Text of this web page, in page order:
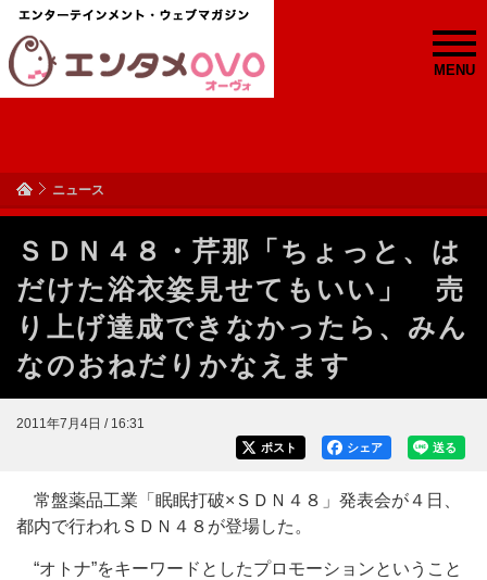
MENU
ニュース
ＳＤＮ４８・芹那「ちょっと、は
だけた浴衣姿見せてもいい」 売
り上げ達成できなかったら、みん
なのおねだりかなえます
2011年7月4日 / 16:31
送る
シェア
ポスト
常盤薬品工業「眠眠打破×ＳＤＮ４８」発表会が４日、
都内で行われＳＤＮ４８が登場した。
“オトナ”をキーワードとしたプロモーションということ